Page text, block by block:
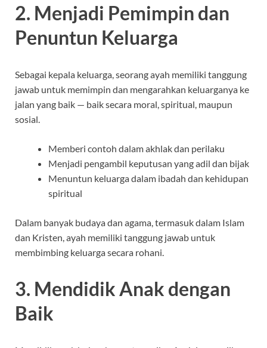
2. Menjadi Pemimpin dan
Penuntun Keluarga
Sebagai kepala keluarga, seorang ayah memiliki tanggung
jawab untuk memimpin dan mengarahkan keluarganya ke
jalan yang baik — baik secara moral, spiritual, maupun
sosial.
Memberi contoh dalam akhlak dan perilaku
Menjadi pengambil keputusan yang adil dan bijak
Menuntun keluarga dalam ibadah dan kehidupan
spiritual
Dalam banyak budaya dan agama, termasuk dalam Islam
dan Kristen, ayah memiliki tanggung jawab untuk
membimbing keluarga secara rohani.
3. Mendidik Anak dengan
Baik